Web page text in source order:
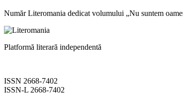
Număr Literomania dedicat volumului „Nu suntem
Platformă literară independentă
ISSN 2668-7402
ISSN-L 2668-7402